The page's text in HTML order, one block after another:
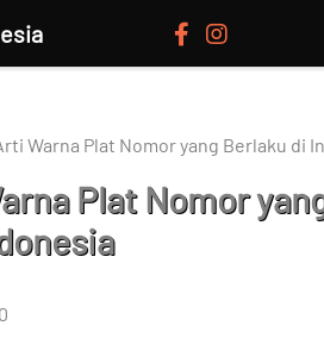
Warna Plat Nomor yang Berlaku di
Plat Nomor